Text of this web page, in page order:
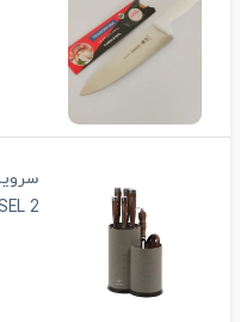
سرویس
NSEL 2 *فروش ویژه*